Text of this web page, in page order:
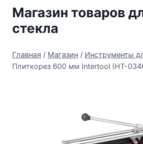
Перейти
содержимому
Магазин товаров
стекла
Главная / Магазин / Инструменты
Плиткорез 600 мм Intertool (HT-